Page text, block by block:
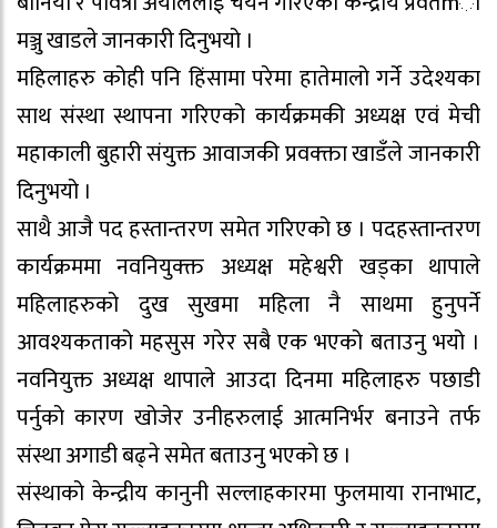
मञ्जु खाडले जानकारी दिनुभयो ।
महिलाहरु कोही पनि हिंसामा परेमा हातेमालो गर्ने उदेश्यका
साथ संस्था स्थापना गरिएको कार्यक्रमकी अध्यक्ष एवं मेची
महाकाली बुहारी संयुक्त आवाजकी प्रवक्क्ता खाडँले जानकारी
दिनुभयो ।
साथै आजै पद हस्तान्तरण समेत गरिएको छ । पदहस्तान्तरण
कार्यक्रममा नवनियुक्क्त अध्यक्ष महेश्वरी खड्का थापाले
महिलाहरुको दुख सुखमा महिला नै साथमा हुनुपर्ने
आवश्यकताको महसुस गरेर सबै एक भएको बताउनु भयो ।
नवनियुक्त अध्यक्ष थापाले आउदा दिनमा महिलाहरु पछाडी
पर्नुको कारण खोजेर उनीहरुलाई आत्मनिर्भर बनाउने तर्फ
संस्था अगाडी बढ्ने समेत बताउनु भएको छ ।
संस्थाको केन्द्रीय कानुनी सल्लाहकारमा फुलमाया रानाभाट,